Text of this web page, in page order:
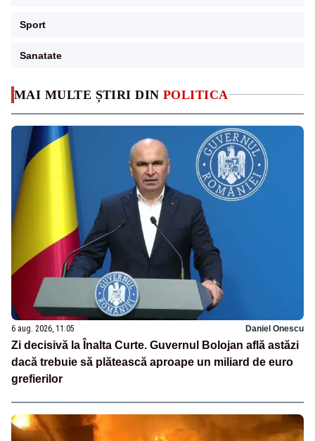
MAI MULTE ȘTIRI DIN POLITICA
6 aug. 2026, 11:05 Daniel Onescu
Zi decisivă la Înalta Curte. Guvernul Bolojan află astăzi
dacă trebuie să plătească aproape un miliard de euro
grefierilor
Sport
Sanatate